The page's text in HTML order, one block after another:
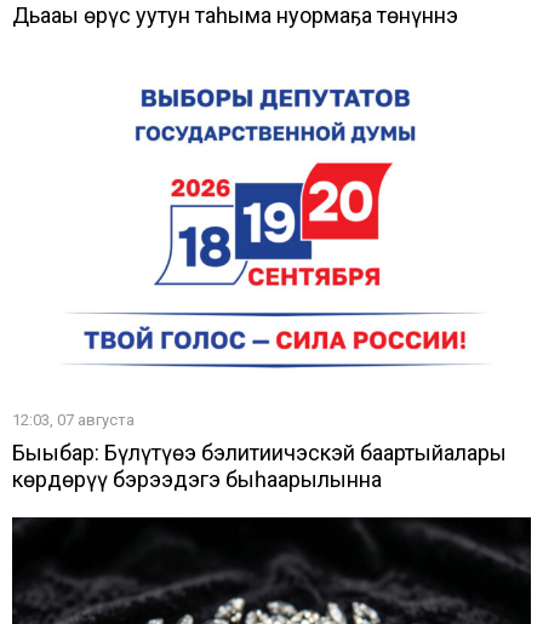
Дьааҥы өрүс уутун таһыма нуормаҕа төнүннэ
12:03, 07 августа
Быыбар: Бүлүтүөҥҥэ бэлитиичэскэй баартыйалары
көрдөрүү бэрээдэгэ быһаарылынна